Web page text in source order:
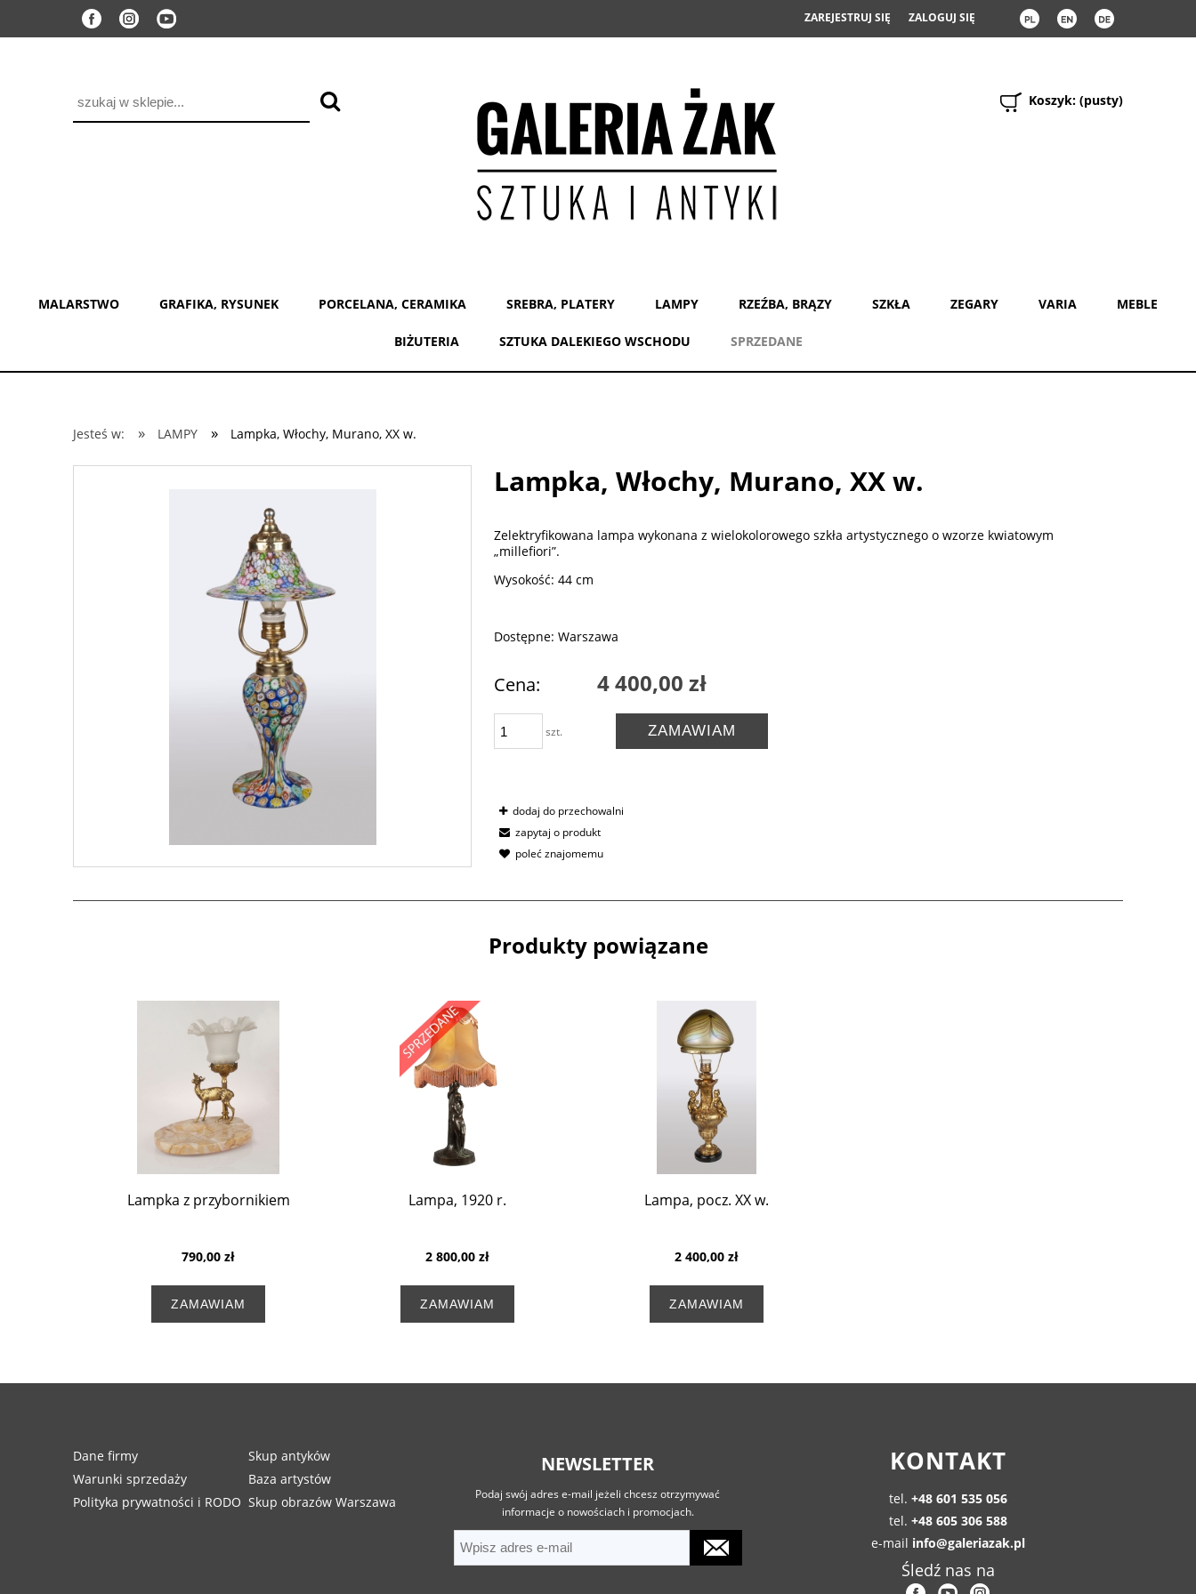
ZAREJESTRUJ SIĘ ZALOGUJ SIĘ
Koszyk: (pusty)
MALARSTWO GRAFIKA, RYSUNEK PORCELANA, CERAMIKA SREBRA, PLATERY LAMPY RZEŹBA, BRĄZY SZKŁA ZEGARY VARIA MEBLE
BIŻUTERIA SZTUKA DALEKIEGO WSCHODU SPRZEDANE
Jesteś w: » LAMPY » Lampka, Włochy, Murano, XX w.
Lampka, Włochy, Murano, XX w.
Zelektryfikowana lampa wykonana z wielokolorowego szkła artystycznego o wzorze kwiatowym
„millefiori”.
Wysokość: 44 cm
Dostępne: Warszawa
Cena: 4 400,00 zł
szt. ZAMAWIAM
dodaj do przechowalni
zapytaj o produkt
poleć znajomemu
Produkty powiązane
Lampka z przybornikiem
790,00 zł
ZAMAWIAM
Lampa, 1920 r.
2 800,00 zł
ZAMAWIAM
Lampa, pocz. XX w.
2 400,00 zł
ZAMAWIAM
Dane firmy
Warunki sprzedaży
Polityka prywatności i RODO
Skup antyków
Baza artystów
Skup obrazów Warszawa
NEWSLETTER
Podaj swój adres e-mail jeżeli chcesz otrzymywać
informacje o nowościach i promocjach.
KONTAKT
tel. +48 601 535 056
tel. +48 605 306 588
e-mail info@galeriazak.pl
Śledź nas na